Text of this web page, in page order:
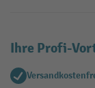
Ihre Profi-